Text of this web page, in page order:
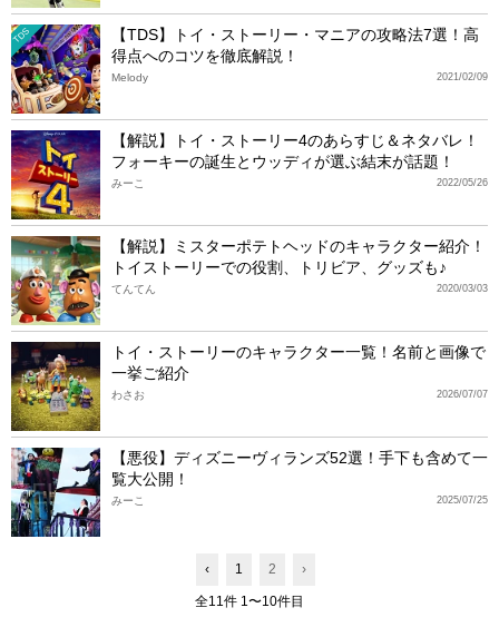
TDS
【TDS】トイ・ストーリー・マニアの攻略法7選！高
得点へのコツを徹底解説！
2021/02/09
Melody
【解説】トイ・ストーリー4のあらすじ＆ネタバレ！
フォーキーの誕生とウッディが選ぶ結末が話題！
2022/05/26
みーこ
【解説】ミスターポテトヘッドのキャラクター紹介！
トイストーリーでの役割、トリビア、グッズも♪
2020/03/03
てんてん
トイ・ストーリーのキャラクター一覧！名前と画像で
一挙ご紹介
2026/07/07
わさお
【悪役】ディズニーヴィランズ52選！手下も含めて一
覧大公開！
2025/07/25
みーこ
‹ 1 2 ›
全11件 1〜10件目